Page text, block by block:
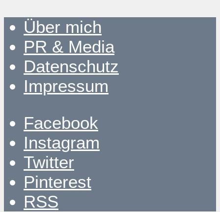
Über mich
PR & Media
Datenschutz
Impressum
Facebook
Instagram
Twitter
Pinterest
RSS